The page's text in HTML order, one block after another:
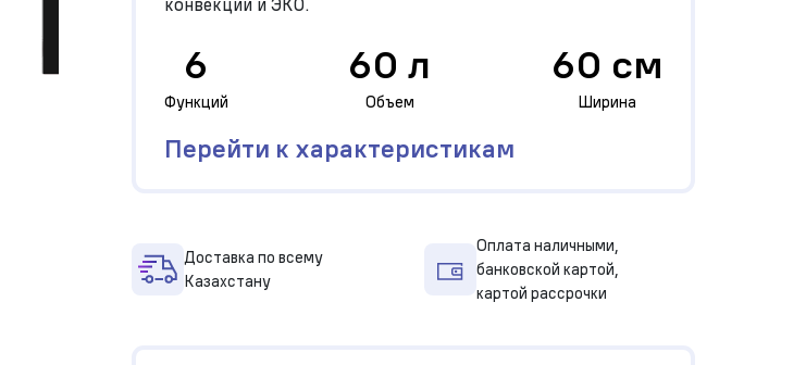
6
Функций
60 л
Объем
60 см
Ширина
Перейти к характеристикам
Доставка по всему
Казахстану
Оплата наличными,
банковской картой,
картой рассрочки